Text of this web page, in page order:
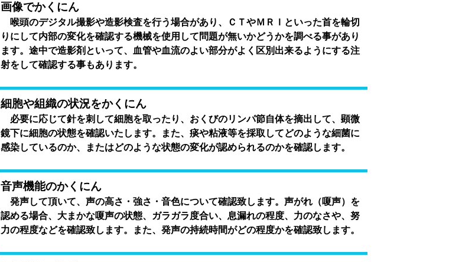
画像でかくにん
喉頭のデジタル撮影や造影検査を行う場合があり、ＣＴやＭＲＩといった首を輪切
りにして内部の変化を確認する機械を使用して問題が無いかどうかを調べる事があり
ます。途中で造影剤といって、血管や血流のよい部分がよく区別出来るようにする注
射をして確認する事もあります。
細胞や組織の状況をかくにん
必要に応じて針を刺して細胞を取ったり、おくびのリンパ節自体を摘出して、顕微
鏡下に細胞の状態を確認いたします。また、痰や粘液等を採取してどのような細菌に
感染しているのか、またはどのような状態の変化が認められるのかを確認します。
音声機能のかくにん
発声して頂いて、声の高さ・強さ・音色について確認致します。声がれ（嗄声）を
認める場合、大まかな嗄声の状態、ガラガラ度合い、息漏れの程度、力のなさや、努
力の程度などを確認致します。また、発声の持続時間がどの程度かを確認致します。